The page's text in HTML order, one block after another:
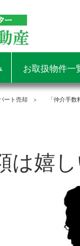
お取扱物件一
ート売却 「仲介手
は嬉